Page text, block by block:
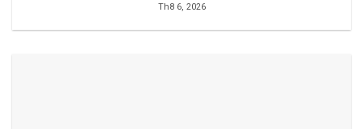
Th8 6, 2026